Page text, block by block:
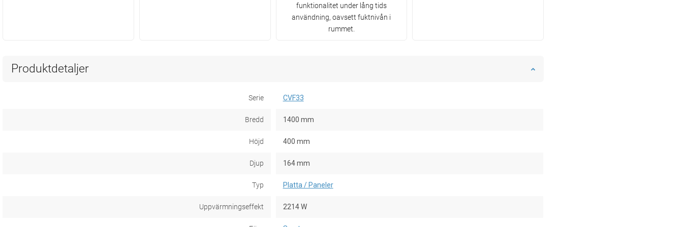
funktionalitet under lång tids
användning, oavsett fuktnivån i
rummet.
Produktdetaljer
Serie CVF33
Bredd 1400 mm
Höjd 400 mm
Djup 164 mm
Typ Platta / Paneler
Uppvärmningseffekt 2214 W